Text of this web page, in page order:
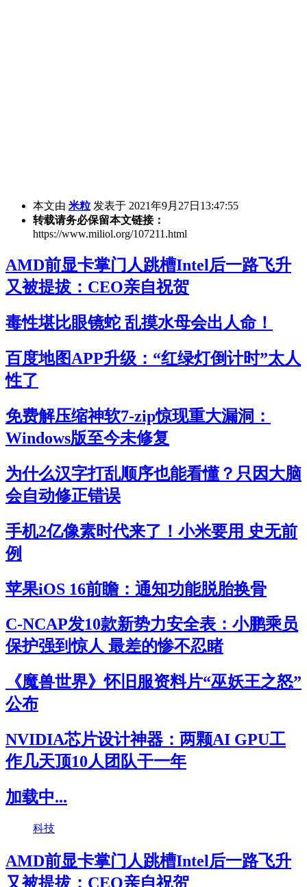
本文由 米粒 发表于 2021年9月27日13:47:55
转载请务必保留本文链接：
https://www.miliol.org/107211.html
AMD前显卡掌门人跳槽Intel后一路飞升
又被提拔：CEO亲自祝贺
毒性堪比眼镜蛇 乱摸水母会出人命！
百度地图APP升级：“红绿灯倒计时”太人
性了
免费解压缩神软7-zip惊现重大漏洞：
Windows版至今未修复
为什么汉字打乱顺序也能看懂？只因大脑
会自动修正错误
手机2亿像素时代来了！小米要用 史无前
例
苹果iOS 16前瞻：通知功能脱胎换骨
C-NCAP发10款新势力安全表：小鹏乘员
保护强到惊人 最差的惨不忍睹
《魔兽世界》怀旧服资料片“巫妖王之怒”
公布
NVIDIA芯片设计神器：两颗AI GPU工
作几天顶10人团队干一年
加载中...
科技
AMD前显卡掌门人跳槽Intel后一路飞升
又被提拔：CEO亲自祝贺